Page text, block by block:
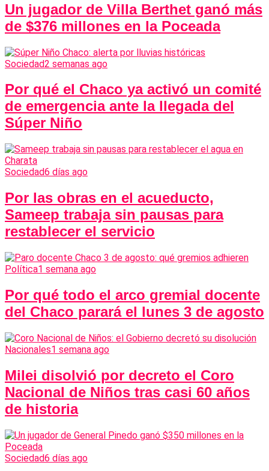
Un jugador de Villa Berthet ganó más
de $376 millones en la Poceada
Sociedad2 semanas ago
Por qué el Chaco ya activó un comité
de emergencia ante la llegada del
Súper Niño
Sociedad6 días ago
Por las obras en el acueducto,
Sameep trabaja sin pausas para
restablecer el servicio
Política1 semana ago
Por qué todo el arco gremial docente
del Chaco parará el lunes 3 de agosto
Nacionales1 semana ago
Milei disolvió por decreto el Coro
Nacional de Niños tras casi 60 años
de historia
Sociedad6 días ago